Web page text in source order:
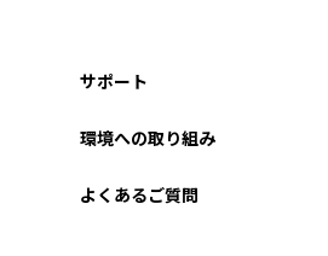
サポート
環境への取り組み
よくあるご質問